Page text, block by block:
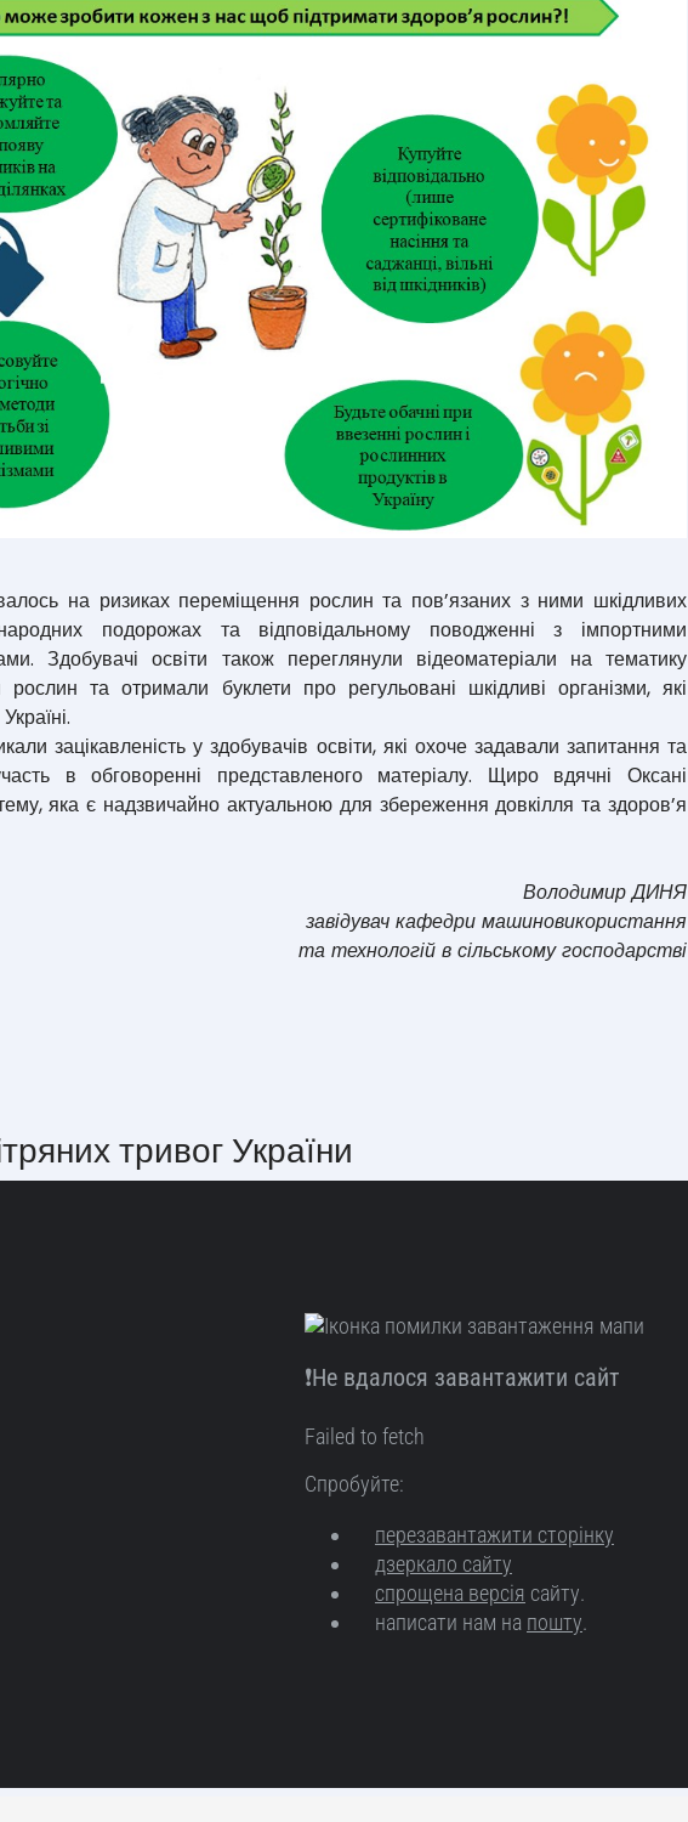
на ризиках переміщення рослин та пов’язаних з ними шкідливих
подорожах та відповідальному поводженні з імпортними
Здобувачі освіти також переглянули відеоматеріали на тематику
рослин та отримали буклети про регульовані шкідливі організми, які
зацікавленість у здобувачів освіти, які охоче задавали запитання та
в обговоренні представленого матеріалу. Щиро вдячні Оксані
яка є надзвичайно актуальною для збереження довкілля та здоров’я
Володимир ДИНЯ
завідувач кафедри машиновикористання
та технологій в сільському господарстві
тривог України